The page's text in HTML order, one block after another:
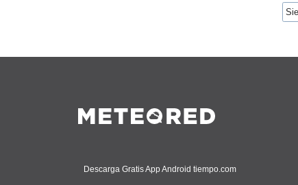
Descarga Gratis App Android tiempo.com